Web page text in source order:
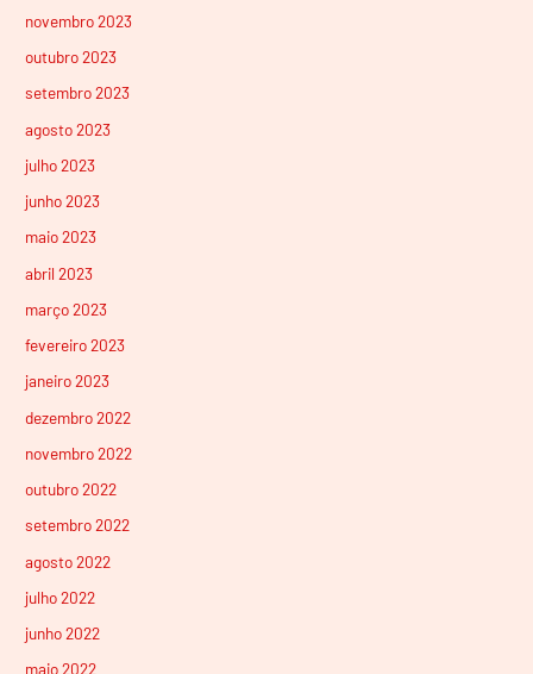
novembro 2023
outubro 2023
setembro 2023
agosto 2023
julho 2023
junho 2023
maio 2023
abril 2023
março 2023
fevereiro 2023
janeiro 2023
dezembro 2022
novembro 2022
outubro 2022
setembro 2022
agosto 2022
julho 2022
junho 2022
maio 2022